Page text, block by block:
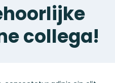
collega!